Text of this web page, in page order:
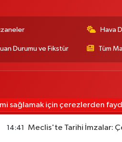
Hava
Durumu ve Fikstür Tüm
sağlamak için çerezlerden
14:41 Meclis'te Tarihi İmzalar: